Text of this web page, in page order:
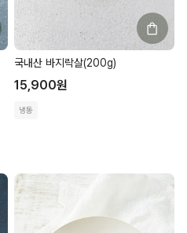
국내산 바지락살(200g)
15,900원
냉동